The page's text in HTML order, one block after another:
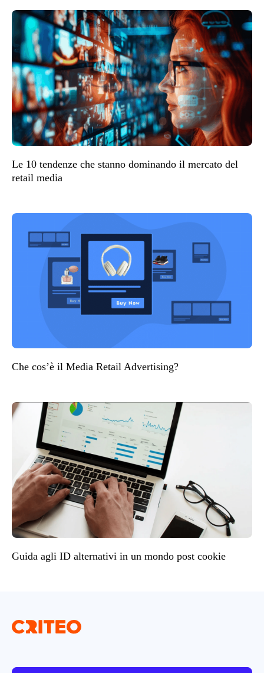
Le 10 tendenze che stanno dominando il mercato del
retail media
Che cos’è il Media Retail Advertising?
Guida agli ID alternativi in un mondo post cookie